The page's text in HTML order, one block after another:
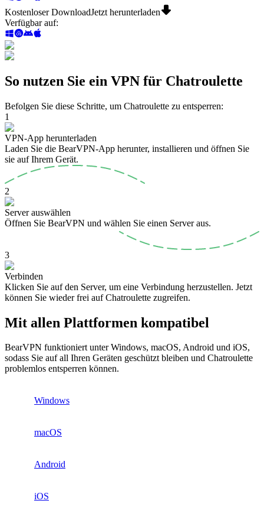
Kostenloser DownloadJetzt herunterladen
Verfügbar auf:
So nutzen Sie ein VPN für Chatroulette
Befolgen Sie diese Schritte, um Chatroulette zu entsperren:
1
VPN-App herunterladen
Laden Sie die BearVPN-App herunter, installieren und öffnen Sie
sie auf Ihrem Gerät.
2
Server auswählen
Öffnen Sie BearVPN und wählen Sie einen Server aus.
3
Verbinden
Klicken Sie auf den Server, um eine Verbindung herzustellen. Jetzt
können Sie wieder frei auf Chatroulette zugreifen.
Mit allen Plattformen kompatibel
BearVPN funktioniert unter Windows, macOS, Android und iOS,
sodass Sie auf all Ihren Geräten geschützt bleiben und Chatroulette
problemlos entsperren können.
Windows
macOS
Android
iOS